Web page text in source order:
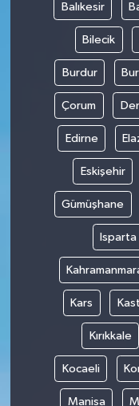
Balıkesir
Bilecik
Burdur
Çorum
Edirne
Eskişehir
Gümüşhane
Isparta
Kars
Kırıkkale
Kocaeli
Manisa